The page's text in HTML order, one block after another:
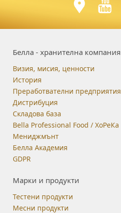
Белла - хранителна компания
Визия, мисия, ценности
История
Преработвателни предприятия
Дистрибуция
Складова база
Bella Professional Food / ХоРеКа
Мениджмънт
Белла Академия
GDPR
Марки и продукти
Тестени продукти
Месни продукти